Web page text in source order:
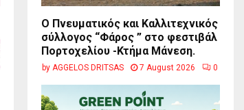
Ο Πνευματικός και Καλλιτεχνικός
σύλλογος “Φάρος ” στο φεστιβάλ
Πορτοχελίου -Κτήμα Μάνεση.
by AGGELOS DRITSAS 7 August 2026 0